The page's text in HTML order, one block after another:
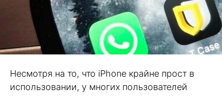
Несмотря на то, что iPhone крайне прост в
использовании, у многих пользователей